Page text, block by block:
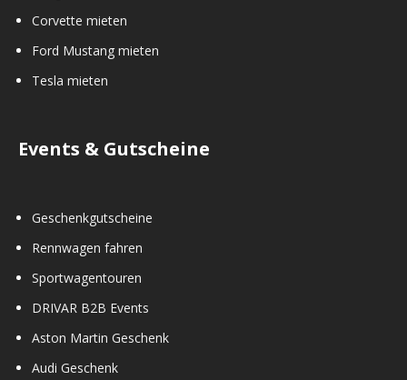
Corvette mieten
Ford Mustang mieten
Tesla mieten
Events & Gutscheine
Geschenkgutscheine
Rennwagen fahren
Sportwagentouren
DRIVAR B2B Events
Aston Martin Geschenk
Audi Geschenk